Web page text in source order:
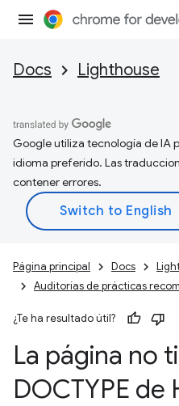
Docs Lighthouse
Google utiliza tecnología de IA
idioma preferido. Las
contener errores.
Página principal Docs
Auditorías de prácticas
¿Te ha resultado útil?
La página no
DOCTYPE de